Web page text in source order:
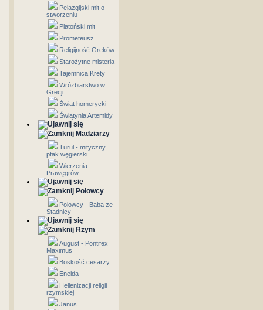
Pelazgijski mit o
stworzeniu
Platoński mit
Prometeusz
Religijność Greków
Starożytne misteria
Tajemnica Krety
Wróżbiarstwo w
Grecji
Świat homerycki
Świątynia Artemidy
Madziarzy
Turul - mityczny
ptak węgierski
Wierzenia
Prawęgrów
Połowcy
Połowcy - Baba ze
Stadnicy
Rzym
August - Pontifex
Maximus
Boskość cesarzy
Eneida
Hellenizacji religii
rzymskiej
Janus